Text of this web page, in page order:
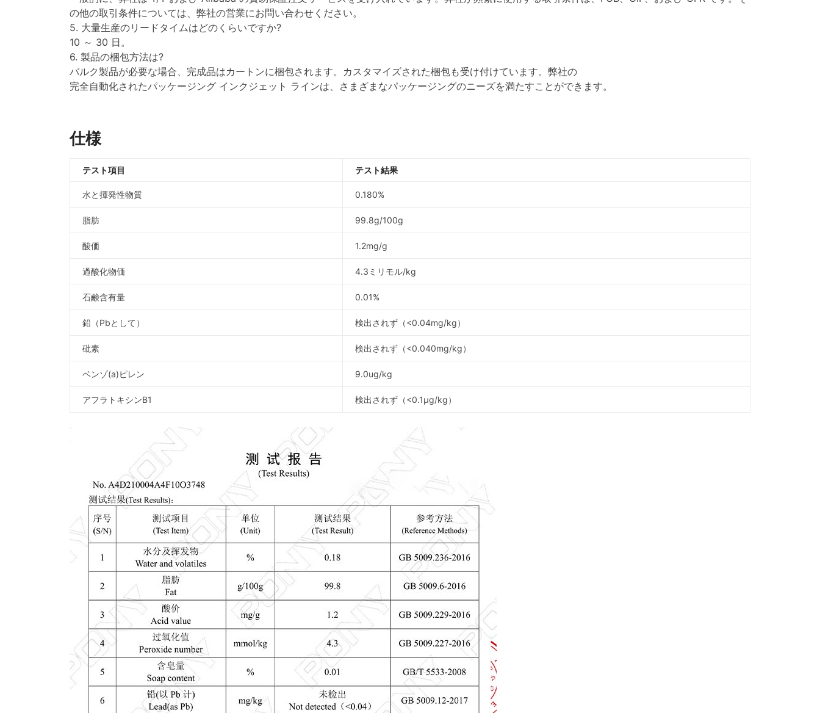
の他の取引条件については、弊社の営業にお問い合わせください。
5. 大量生産のリードタイムはどのくらいですか?
10 ～ 30 日。
6. 製品の梱包方法は?
バルク製品が必要な場合、完成品はカートンに梱包されます。カスタマイズされた梱包も受け付けています。弊社の
完全自動化されたパッケージング インクジェット ラインは、さまざまなパッケージングのニーズを満たすことができます。
仕様
テスト項目 テスト結果
水と揮発性物質 0.180%
脂肪 99.8g/100g
酸価 1.2mg/g
過酸化物価 4.3ミリモル/kg
石鹸含有量 0.01%
鉛（Pbとして） 検出されず（<0.04mg/kg）
砒素 検出されず（<0.040mg/kg）
ベンゾ(a)ピレン 9.0ug/kg
アフラトキシンB1 検出されず（<0.1μg/kg）